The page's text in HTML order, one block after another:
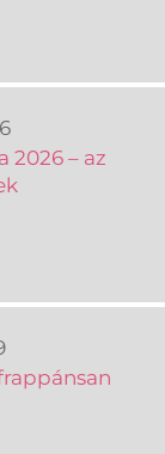
2026 – az